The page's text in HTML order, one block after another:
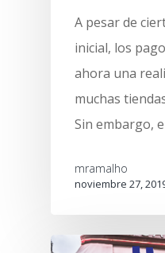
A pesar de
inicial, los
ahora una
muchas
Sin embargo,
mramalho
noviembre 27,